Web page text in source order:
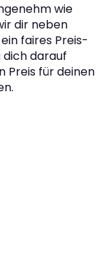
wie
dir neben
faires Preis-
dich darauf
Preis für deinen